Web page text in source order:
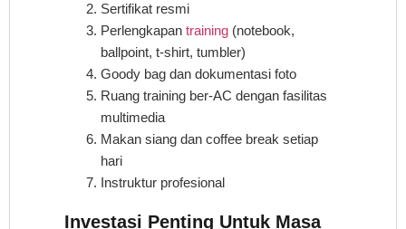
Sertifikat resmi
Perlengkapan training (notebook,
ballpoint, t-shirt, tumbler)
Goody bag dan dokumentasi foto
Ruang training ber-AC dengan fasilitas
multimedia
Makan siang dan coffee break setiap
hari
Instruktur profesional
Investasi Penting Untuk Masa